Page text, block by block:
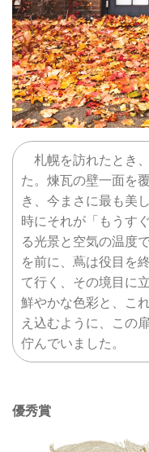
札幌を訪れたとき
た。煉瓦の壁一面を
き、今まさに最も美
時にそれが「もうす
る光景と空気の温度
を前に、蔦は役目を
て行く、その境目に
鮮やかな色彩と、こ
え込むように、この
佇んでいました。
優秀賞